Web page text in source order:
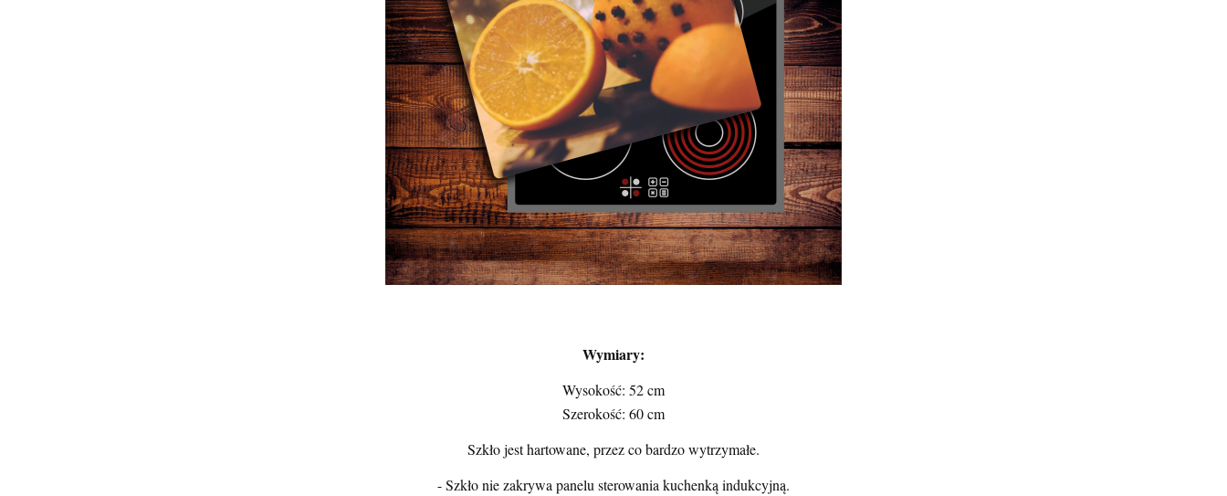
Wymiary:
Wysokość: 52 cm
Szerokość: 60 cm
Szkło jest hartowane, przez co bardzo wytrzymałe.
- Szkło nie zakrywa panelu sterowania kuchenką indukcyjną.